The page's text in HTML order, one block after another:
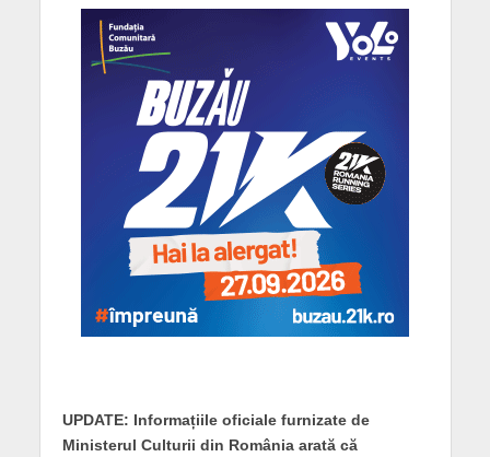
UPDATE: Informațiile oficiale furnizate de
Ministerul Culturii din România arată că